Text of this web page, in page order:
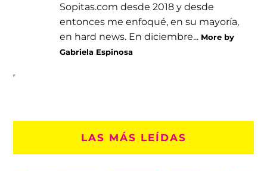
Sopitas.com desde 2018 y desde
entonces me enfoqué, en su mayoría,
en hard news. En diciembre... More by
Gabriela Espinosa
LAS MÁS LEÍDAS